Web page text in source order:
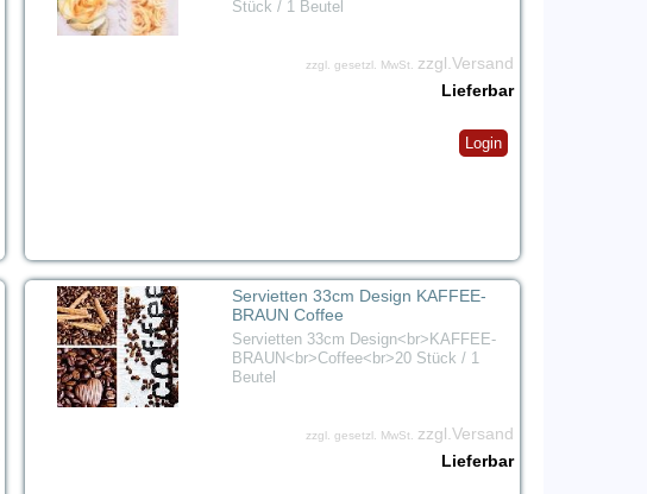
Stück / 1 Beutel
zzgl. gesetzl. MwSt.
zzgl.Versand
Lieferbar
Login
Servietten 33cm Design KAFFEE-
BRAUN Coffee
Servietten 33cm Design<br>KAFFEE-
BRAUN<br>Coffee<br>20 Stück / 1
Beutel
zzgl. gesetzl. MwSt.
zzgl.Versand
Lieferbar